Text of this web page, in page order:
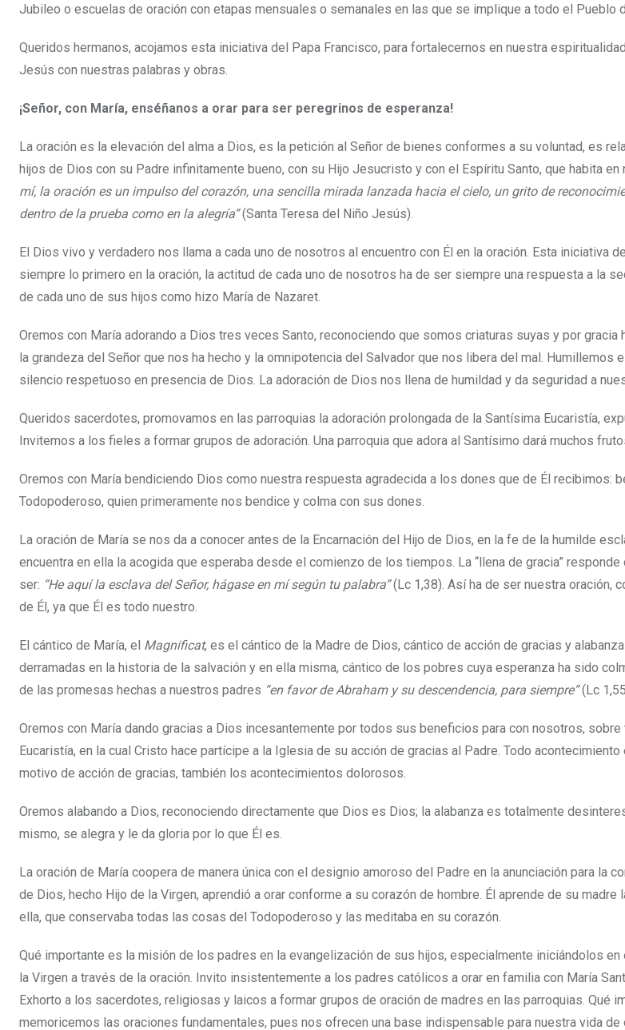
Jubileo o escuelas de oración con etapas mensuales o semanales en las que se implique a todo el Pueblo
Queridos hermanos, acojamos esta iniciativa del Papa Francisco, para fortalecernos en nuestra
Jesús con nuestras palabras y obras.
¡Señor, con María, enséñanos a orar para ser peregrinos de esperanza!
La oración es la elevación del alma a Dios, es la petición al Señor de bienes conformes a su voluntad, es
hijos de Dios con su Padre infinitamente bueno, con su Hijo Jesucristo y con el Espíritu Santo, que habita
mí, la oración es un impulso del corazón, una sencilla mirada lanzada hacia el cielo, un grito de
dentro de la prueba como en la alegría”(Santa Teresa del Niño Jesús).
El Dios vivo y verdadero nos llama a cada uno de nosotros al encuentro con Él en la oración. Esta iniciativa
siempre lo primero en la oración, la actitud de cada uno de nosotros ha de ser siempre una respuesta a la
de cada uno de sus hijos como hizo María de Nazaret.
Oremos con María adorando a Dios tres veces Santo, reconociendo que somos criaturas suyas y por gracia
la grandeza del Señor que nos ha hecho y la omnipotencia del Salvador que nos libera del mal. Humillemos
silencio respetuoso en presencia de Dios. La adoración de Dios nos llena de humildad y da seguridad a
Queridos sacerdotes, promovamos en las parroquias la adoración prolongada de la Santísima Eucaristía,
Invitemos a los fieles a formar grupos de adoración. Una parroquia que adora al Santísimo dará muchos
Oremos con María bendiciendo Dios como nuestra respuesta agradecida a los dones que de Él recibimos:
Todopoderoso, quien primeramente nos bendice y colma con sus dones.
La oración de María se nos da a conocer antes de la Encarnación del Hijo de Dios, en la fe de la humilde
encuentra en ella la acogida que esperaba desde el comienzo de los tiempos. La “llena de gracia”
ser: “He aquí la esclava del Señor, hágase en mí según tu palabra”(Lc 1,38). Así ha de ser nuestra oración,
de Él, ya que Él es todo nuestro.
El cántico de María, el Magnificat, es el cántico de la Madre de Dios, cántico de acción de gracias y
derramadas en la historia de la salvación y en ella misma, cántico de los pobres cuya esperanza ha sido
de las promesas hechas a nuestros padres “en favor de Abraham y su descendencia, para siempre”(Lc
Oremos con María dando gracias a Dios incesantemente por todos sus beneficios para con nosotros,
Eucaristía, en la cual Cristo hace partícipe a la Iglesia de su acción de gracias al Padre. Todo
motivo de acción de gracias, también los acontecimientos dolorosos.
Oremos alabando a Dios, reconociendo directamente que Dios es Dios; la alabanza es totalmente
mismo, se alegra y le da gloria por lo que Él es.
La oración de María coopera de manera única con el designio amoroso del Padre en la anunciación para la
de Dios, hecho Hijo de la Virgen, aprendió a orar conforme a su corazón de hombre. Él aprende de su madre
ella, que conservaba todas las cosas del Todopoderoso y las meditaba en su corazón.
Qué importante es la misión de los padres en la evangelización de sus hijos, especialmente iniciándolos en
la Virgen a través de la oración. Invito insistentemente a los padres católicos a orar en familia con María
Exhorto a los sacerdotes, religiosas y laicos a formar grupos de oración de madres en las parroquias. Qué
memoricemos las oraciones fundamentales, pues nos ofrecen una base indispensable para nuestra vida de